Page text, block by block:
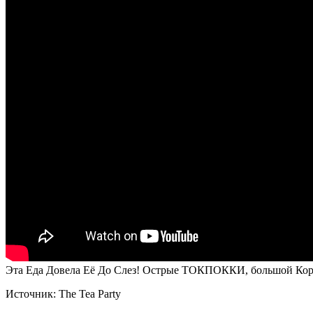
Эта Еда Довела Её До Слез! Острые ТОКПОККИ, большой
Источник: The Tea Party